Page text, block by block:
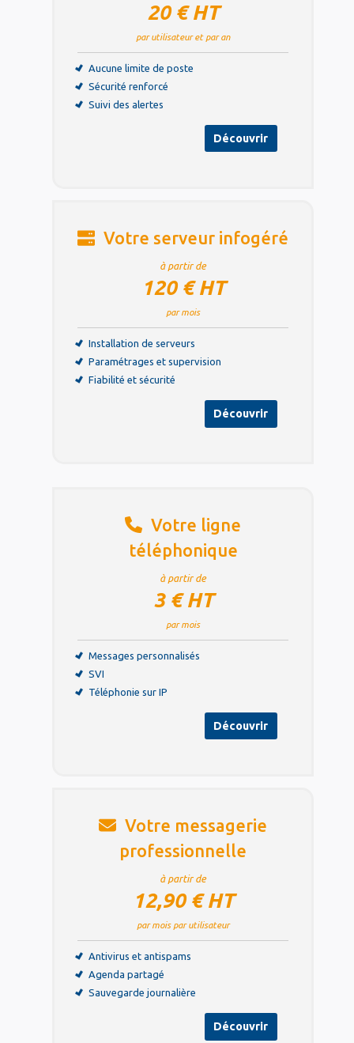
20 € HT
par utilisateur et par an
Aucune limite de poste
Sécurité renforcé
Suivi des alertes
Découvrir
Votre serveur infogéré
à partir de
120 € HT
par mois
Installation de serveurs
Paramétrages et supervision
Fiabilité et sécurité
Découvrir
Votre ligne
téléphonique
à partir de
3 € HT
par mois
Messages personnalisés
SVI
Téléphonie sur IP
Découvrir
Votre messagerie
professionnelle
à partir de
12,90 € HT
par mois par utilisateur
Antivirus et antispams
Agenda partagé
Sauvegarde journalière
Découvrir